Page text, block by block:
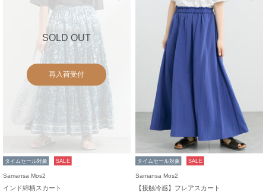
SOLD OUT
再入荷受付
タイムセール対象 SALE
Samansa Mos2
インド綿柄スカート
タイムセール対象 SALE
Samansa Mos2
【接触冷感】フレアスカート